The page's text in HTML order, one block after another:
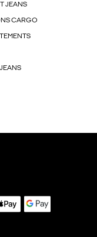
JEANS
CARGO